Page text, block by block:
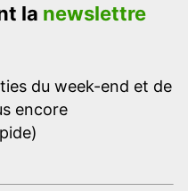
la newslettre
du week-end et de
encore